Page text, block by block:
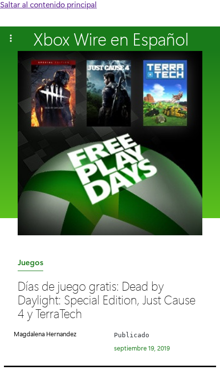
Saltar al contenido principal
Xbox Wire en Español
C
t
e
g
a
Juegos
Días de juego gratis: Dead by
Daylight: Special Edition, Just Cause
4 y TerraTech
Magdalena Hernandez Publicado
septiembre 19, 2019